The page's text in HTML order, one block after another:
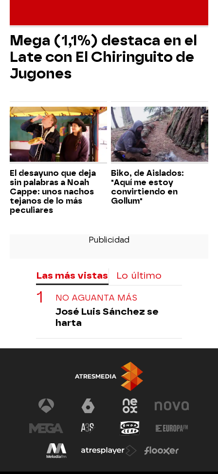
Mega (1,1%) destaca en el
Late con El Chiringuito de
Jugones
El desayuno que deja
sin palabras a Noah
Cappe: unos nachos
tejanos de lo más
peculiares
Biko, de Aislados:
"Aquí me estoy
convirtiendo en
Gollum"
Las más vistas Lo último
NO AGUANTA MÁS
José Luis Sánchez se
harta